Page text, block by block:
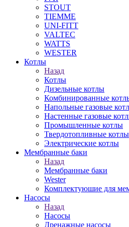
STOUT
TIEMME
UNI-FITT
VALTEC
WATTS
WESTER
Котлы
Назад
Котлы
Дизельные котлы
Комбинированные
Напольные газовые
Настенные газовые
Промышленные котлы
Твердотопливные котлы
Электрические котлы
Мембранные баки
Назад
Мембранные баки
Wester
Комплектуюшие для
Насосы
Назад
Насосы
Дренажные насосы